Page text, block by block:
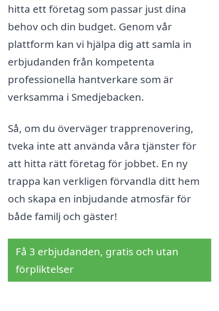
hitta ett företag som passar just dina
behov och din budget. Genom vår
plattform kan vi hjälpa dig att samla in
erbjudanden från kompetenta
professionella hantverkare som är
verksamma i Smedjebacken.
Så, om du överväger trapprenovering,
tveka inte att använda våra tjänster för
att hitta rätt företag för jobbet. En ny
trappa kan verkligen förvandla ditt hem
och skapa en inbjudande atmosfär för
både familj och gäster!
Få 3 erbjudanden, gratis och utan
förpliktelser